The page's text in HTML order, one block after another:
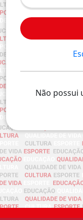
Não possui